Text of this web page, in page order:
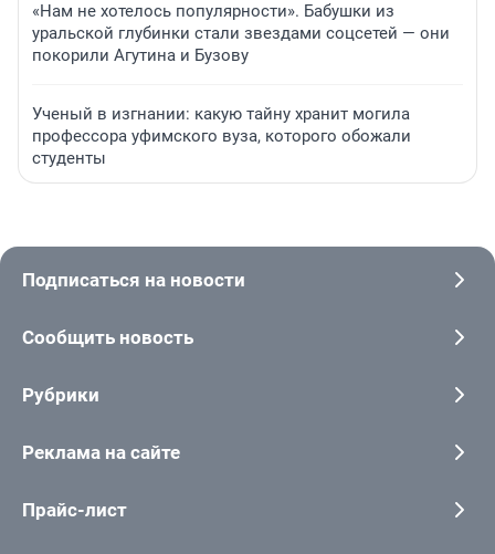
«Нам не хотелось популярности». Бабушки из
уральской глубинки стали звездами соцсетей — они
покорили Агутина и Бузову
Ученый в изгнании: какую тайну хранит могила
профессора уфимского вуза, которого обожали
студенты
Подписаться на новости
Сообщить новость
Рубрики
Реклама на сайте
Прайс-лист